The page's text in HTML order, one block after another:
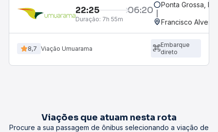
22:25 06:20
Duração: 7h 55m
Ponta Grossa,
Francisco Alves,
8,7 Viação Umuarama
Embarque
direto
Viações que atuam nesta rota
Procure a sua passagem de ônibus selecionando a viação de